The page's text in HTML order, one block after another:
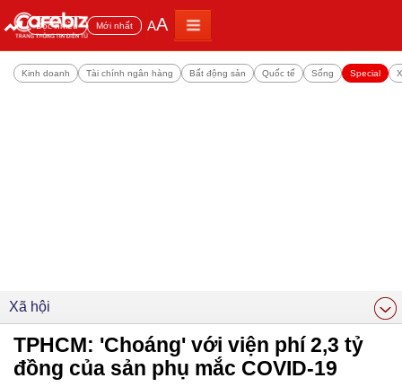
Đọc nhiều Mới nhất AA
Kinh doanh Tài chính ngân hàng Bất động sản Quốc tế Sống Special
Xã hội
TPHCM: 'Choáng' với viện phí 2,3 tỷ
đồng của sản phụ mắc COVID-19